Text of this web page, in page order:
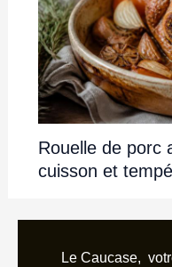
Rouelle de porc
cuisson et
Le Caucase,